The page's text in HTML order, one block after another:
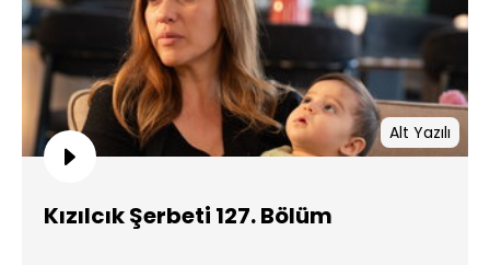
Alt Yazılı
Kızılcık Şerbeti 127. Bölüm